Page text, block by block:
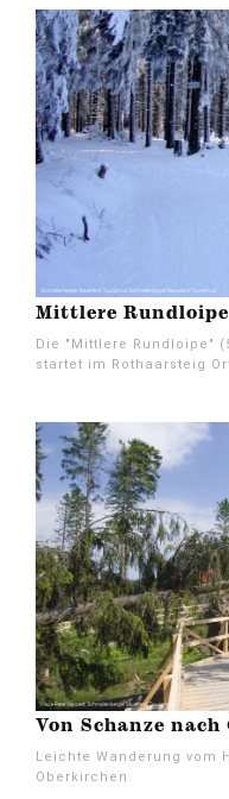
Mittlere Rundloipe
Die "Mittlere Rundloipe"
startet im Rothaarsteig
Von Schanze
Leichte Wanderung vom
Oberkirchen.